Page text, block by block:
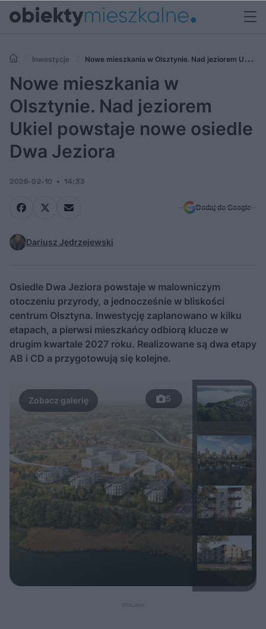
Inwestycje
Nowe mieszkania w Olsztynie. Nad jeziorem Ukiel
powstaje nowe osiedle Dwa Jeziora
Nowe mieszkania w
Olsztynie. Nad jeziorem
Ukiel powstaje nowe osiedle
Dwa Jeziora
2026-02-10 14:33
Dodaj do Google
Dariusz Jędrzejewski
Osiedle Dwa Jeziora powstaje w malowniczym
otoczeniu przyrody, a jednocześnie w bliskości
centrum Olsztyna. Inwestycję zaplanowano w kilku
etapach, a pierwsi mieszkańcy odbiorą klucze w
drugim kwartale 2027 roku. Realizowane są dwa etapy
AB i CD a przygotowują się kolejne.
5